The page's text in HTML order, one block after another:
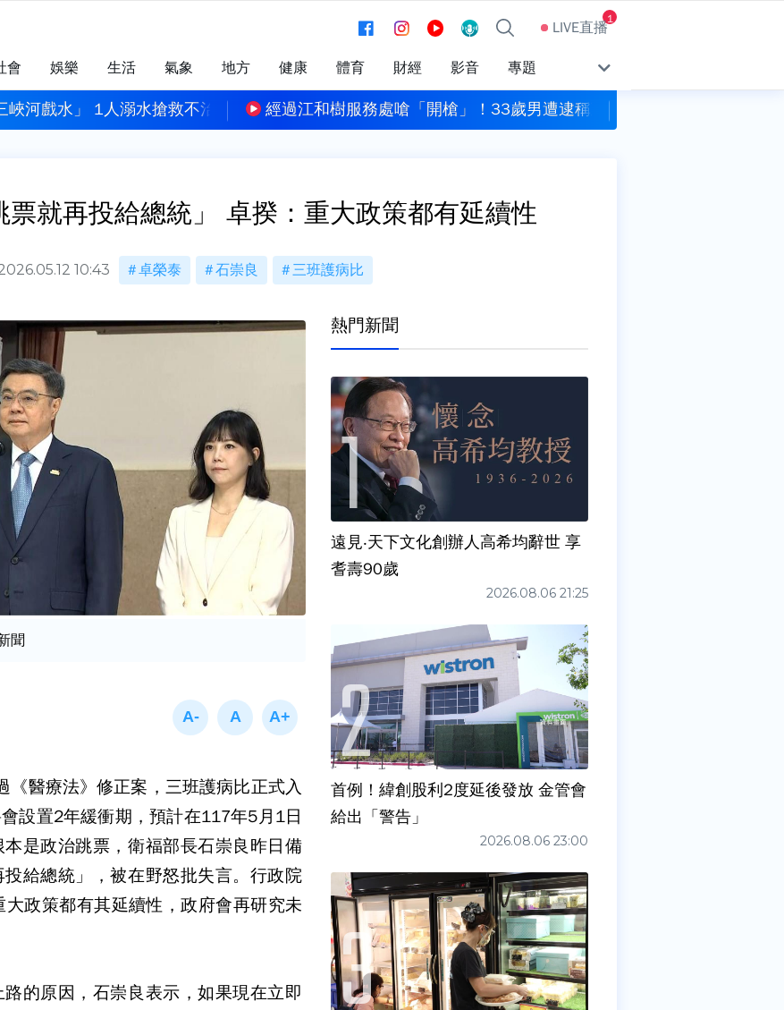
LIVE直播1
會 娛樂 生活 氣象 地方 健康 體育 財經 影音 專題
嗆「開槍」！33歲男遭逮稱政黨理念不同 逞口舌之快國民黨新發言陣容曝光！AI發言人「鄭小文」亮相 綠營酸：出錯誰負責
票就再投給總統」 卓揆：重大政策都有延續性
10:43 卓榮泰 石崇良 三班護病比
聞
《醫療法》修正案，三班護病比正式入
設置2年緩衝期，預計在117年5月1日
是政治跳票，衛福部長石崇良昨日備
給總統」，被在野怒批失言。行政院
政策都有其延續性，政府會再研究未
的原因，石崇良表示，如果現在立即
熱門新聞
遠見‧天下文化創辦人高希均辭世 享
耆壽90歲
2026.08.06 21:25
首例！緯創股利2度延後發放 金管會
給出「警告」
2026.08.06 23:00